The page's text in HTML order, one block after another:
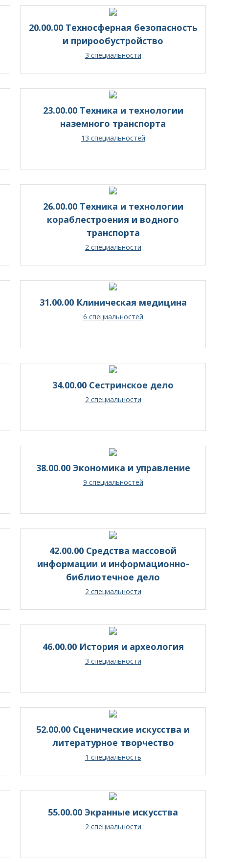
20.00.00 Техносферная безопасность
и прирообустройство
3 специальности
23.00.00 Техника и технологии
наземного транспорта
13 специальностей
26.00.00 Техника и технологии
кораблестроения и водного
транспорта
2 специальности
31.00.00 Клиническая медицина
6 специальностей
34.00.00 Сестринское дело
2 специальности
38.00.00 Экономика и управление
9 специальностей
42.00.00 Средства массовой
информации и информационно-
библиотечное дело
2 специальности
46.00.00 История и археология
3 специальности
52.00.00 Сценические искусства и
литературное творчество
1 специальность
55.00.00 Экранные искусства
2 специальности